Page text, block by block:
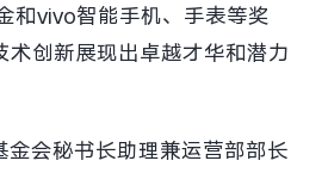
X300
和vivo智能手机、手表等奖
术创新展现出卓越才华和潜力
金会秘书长助理兼运营部部长